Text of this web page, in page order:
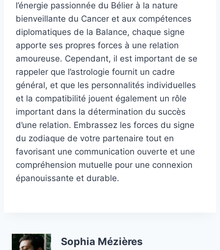
l’énergie passionnée du Bélier à la nature
bienveillante du Cancer et aux compétences
diplomatiques de la Balance, chaque signe
apporte ses propres forces à une relation
amoureuse. Cependant, il est important de se
rappeler que l’astrologie fournit un cadre
général, et que les personnalités individuelles
et la compatibilité jouent également un rôle
important dans la détermination du succès
d’une relation. Embrassez les forces du signe
du zodiaque de votre partenaire tout en
favorisant une communication ouverte et une
compréhension mutuelle pour une connexion
épanouissante et durable.
Sophia Mézières